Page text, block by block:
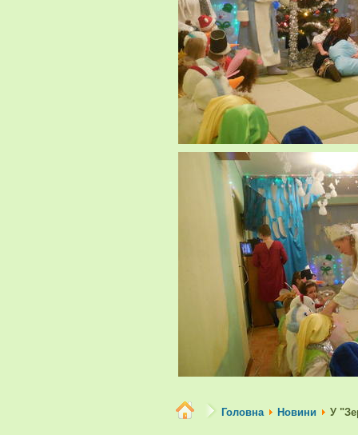
Головна Новини У